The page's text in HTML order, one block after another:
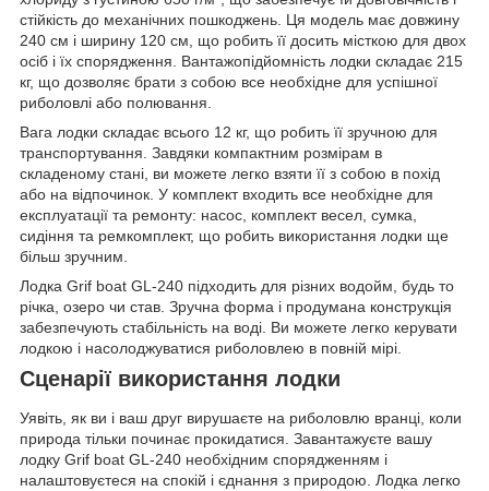
стійкість до механічних пошкоджень. Ця модель має довжину
240 см і ширину 120 см, що робить її досить місткою для двох
осіб і їх спорядження. Вантажопідйомність лодки складає 215
кг, що дозволяє брати з собою все необхідне для успішної
риболовлі або полювання.
Вага лодки складає всього 12 кг, що робить її зручною для
транспортування. Завдяки компактним розмірам в
складеному стані, ви можете легко взяти її з собою в похід
або на відпочинок. У комплект входить все необхідне для
експлуатації та ремонту: насос, комплект весел, сумка,
сидіння та ремкомплект, що робить використання лодки ще
більш зручним.
Лодка Grif boat GL-240 підходить для різних водойм, будь то
річка, озеро чи став. Зручна форма і продумана конструкція
забезпечують стабільність на воді. Ви можете легко керувати
лодкою і насолоджуватися риболовлею в повній мірі.
Сценарії використання лодки
Уявіть, як ви і ваш друг вирушаєте на риболовлю вранці, коли
природа тільки починає прокидатися. Завантажуєте вашу
лодку Grif boat GL-240 необхідним спорядженням і
налаштовуєтеся на спокій і єднання з природою. Лодка легко